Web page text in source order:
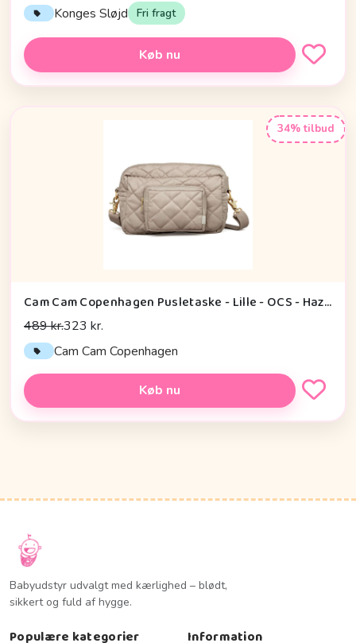
Konges Sløjd Fri fragt
Køb nu
34% tilbud
Cam Cam Copenhagen Pusletaske - Lille - OCS - Hazel
489 kr.323 kr.
Cam Cam Copenhagen
Køb nu
Babyudstyr udvalgt med kærlighed – blødt,
sikkert og fuld af hygge.
Populære kategorier Information